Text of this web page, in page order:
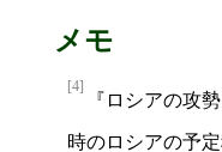
メモ
[4]
ロシアの攻
時のロシアの予